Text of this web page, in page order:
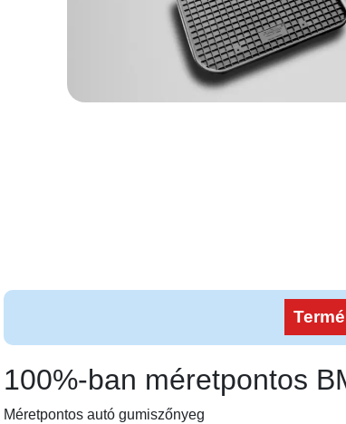
100%-ban méretpontos
Méretpontos autó gumiszőnyeg